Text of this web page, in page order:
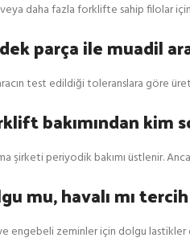
daha fazla forklifte sahip filolar için
parça ile muadil
test edildiği toleranslara göre
bakımından kim
şirketi periyodik bakımı üstlenir.
mu, havalı mı
engebeli zeminler için dolgu